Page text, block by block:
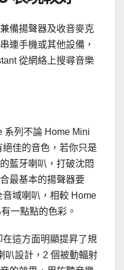
備揚聲器及收音麥克
連手機或其他設備，
從網絡上搜尋音樂
系列不論 Home Mini
佳的音色，若你只是
藍牙喇叭，打破沈悶
最基本的揚聲器要
域喇叭，相較 Home
一點點的色彩。
這方面明顯提昇了規
叭設計，2 個被動輻射